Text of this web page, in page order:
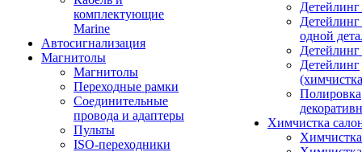
комплектующие
Marine
Автосигнализация
Магнитолы
Магнитолы
Переходные рамки
Соединительные
провода и адаптеры
Пульты
ISO-переходники
одной
Детейлинг
Полировка
Химчистка